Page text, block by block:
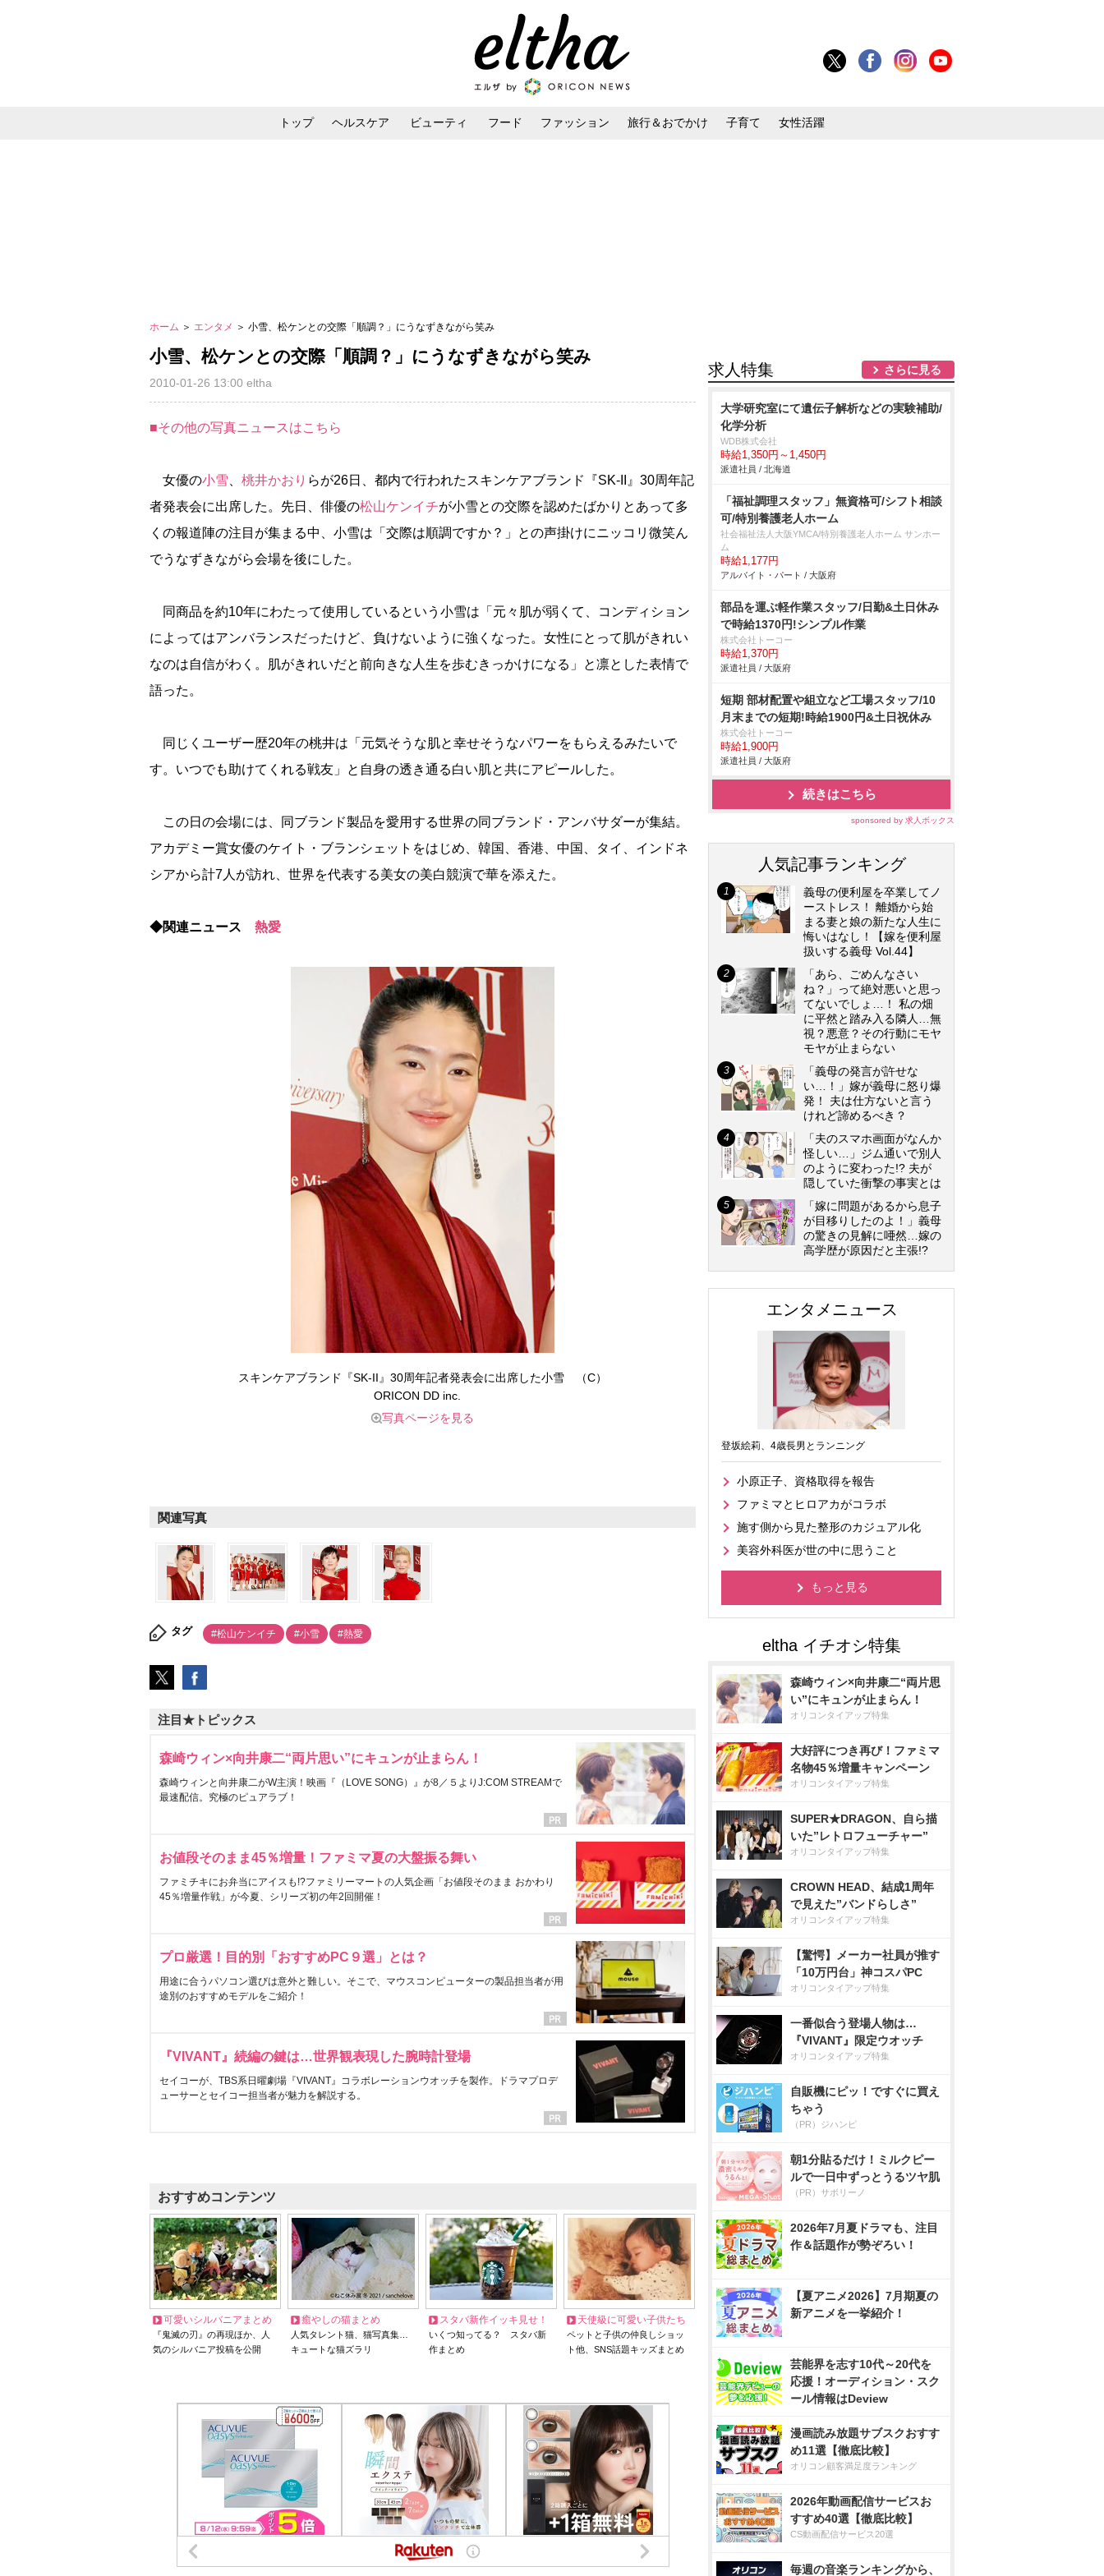
トップ ヘルスケア ビューティ フード ファッション 旅行＆おでかけ 子育て 女性活躍
ホーム ＞ エンタメ ＞ 小雪、松ケンとの交際「順調？」にうなずきながら笑み
小雪、松ケンとの交際「順調？」にうなずきながら笑み
2010-01-26 13:00 eltha
■その他の写真ニュースはこちら
女優の小雪 桃井かおり らが26日、都内で行われたスキンケアブランド『SK-II』30周年記
者発表会に出席した。先日、俳優の松山ケンイチが小雪との交際を認めたばかりとあって多
くの報道陣の注目が集まる中、小雪は「交際は順調ですか？」との声掛けにニッコリ微笑ん
でうなずきながら会場を後にした。
同商品を約10年にわたって使用しているという小雪は「元々肌が弱くて、コンディション
によってはアンバランスだったけど、負けないように強くなった。女性にとって肌がきれい
なのは自信がわく。肌がきれいだと前向きな人生を歩むきっかけになる」と凛とした表情で
語った。
同じくユーザー歴20年の桃井は「元気そうな肌と幸せそうなパワーをもらえるみたいで
す。いつでも助けてくれる戦友」と自身の透き通る白い肌と共にアピールした。
この日の会場には、同ブランド製品を愛用する世界の同ブランド・アンバサダーが集結。
アカデミー賞女優のケイト・ブランシェットをはじめ、韓国、香港、中国、タイ、インドネ
シアから計7人が訪れ、世界を代表する美女の美白競演で華を添えた。
◆関連ニュース 熱愛
スキンケアブランド『SK-II』30周年記者発表会に出席した小雪 （C）
ORICON DD inc.
写真ページを見る
関連写真
タグ #松山ケンイチ #小雪 #熱愛
注目★トピックス
森崎ウィン×向井康二“両片思い”にキュンが止まらん！
森崎ウィンと向井康二がW主演！映画『（LOVE SONG）』が8／５よりJ:COM STREAMで
最速配信。究極のピュアラブ！
お値段そのまま45％増量！ファミマ夏の大盤振る舞い
ファミチキにお弁当にアイスも!?ファミリーマートの人気企画「お値段そのまま おかわり
45％増量作戦」が今夏、シリーズ初の年2回開催！
プロ厳選！目的別「おすすめPC９選」とは？
用途に合うパソコン選びは意外と難しい。そこで、マウスコンピューターの製品担当者が用
途別のおすすめモデルをご紹介！
『VIVANT』続編の鍵は…世界観表現した腕時計登場
セイコーが、TBS系日曜劇場『VIVANT』コラボレーションウオッチを製作。ドラマプロデ
ューサーとセイコー担当者が魅力を解説する。
おすすめコンテンツ
可愛いシルバニアまとめ
『鬼滅の刃』の再現ほか、人
気のシルバニア投稿を公開
癒やしの猫まとめ
人気タレント猫、猫写真集…
キュートな猫ズラリ
スタバ新作イッキ見せ！
いくつ知ってる？ スタバ新
作まとめ
天使級に可愛い子供たち
ペットと子供の仲良しショッ
ト他、SNS話題キッズまとめ
求人特集 さらに見る
大学研究室にて遺伝子解析などの実験補助/
化学分析
WDB株式会社
時給1,350円～1,450円
派遣社員 / 北海道
「福祉調理スタッフ」無資格可/シフト相談
可/特別養護老人ホーム
社会福祉法人大阪YMCA/特別養護老人ホーム サンホー
ム
時給1,177円
アルバイト・パート / 大阪府
部品を運ぶ軽作業スタッフ/日勤&土日休み
で時給1370円!シンプル作業
株式会社トーコー
時給1,370円
派遣社員 / 大阪府
短期 部材配置や組立など工場スタッフ/10
月末までの短期!時給1900円&土日祝休み
株式会社トーコー
時給1,900円
派遣社員 / 大阪府
続きはこちら
sponsored by 求人ボックス
人気記事ランキング
義母の便利屋を卒業してノ
ーストレス！ 離婚から始
まる妻と娘の新たな人生に
悔いはなし！【嫁を便利屋
扱いする義母 Vol.44】
「あら、ごめんなさい
ね？」って絶対悪いと思っ
てないでしょ…！ 私の畑
に平然と踏み入る隣人…無
視？悪意？その行動にモヤ
モヤが止まらない
「義母の発言が許せな
い…！」嫁が義母に怒り爆
発！ 夫は仕方ないと言う
けれど諦めるべき？
「夫のスマホ画面がなんか
怪しい…」ジム通いで別人
のように変わった!? 夫が
隠していた衝撃の事実とは
「嫁に問題があるから息子
が目移りしたのよ！」義母
の驚きの見解に唖然…嫁の
高学歴が原因だと主張!?
エンタメニュース
登坂絵莉、4歳長男とランニング
小原正子、資格取得を報告
ファミマとヒロアカがコラボ
施す側から見た整形のカジュアル化
美容外科医が世の中に思うこと
もっと見る
森崎ウィン×向井康二“両片思
い”にキュンが止まらん！
オリコンタイアップ特集
大好評につき再び！ファミマ
名物45％増量キャンペーン
オリコンタイアップ特集
SUPER★DRAGON、自ら描
いた”レトロフューチャー”
オリコンタイアップ特集
CROWN HEAD、結成1周年
で見えた”バンドらしさ”
オリコンタイアップ特集
【驚愕】メーカー社員が推す
「10万円台」神コスパPC
オリコンタイアップ特集
一番似合う登場人物は…
『VIVANT』限定ウオッチ
オリコンタイアップ特集
自販機にピッ！ですぐに買え
ちゃう
（PR）ジハンピ
朝1分貼るだけ！ミルクピー
ルで一日中ずっとうるツヤ肌
（PR）サボリーノ
2026年7月夏ドラマも、注目
作＆話題作が勢ぞろい！
【夏アニメ2026】7月期夏の
新アニメを一挙紹介！
芸能界を志す10代～20代を
応援！オーディション・スク
ール情報はDeview
漫画読み放題サブスクおすす
め11選【徹底比較】
オリコン顧客満足度ランキング
2026年動画配信サービスお
すすめ40選【徹底比較】
CS動画配信サービス20選
毎週の音楽ランキングから、